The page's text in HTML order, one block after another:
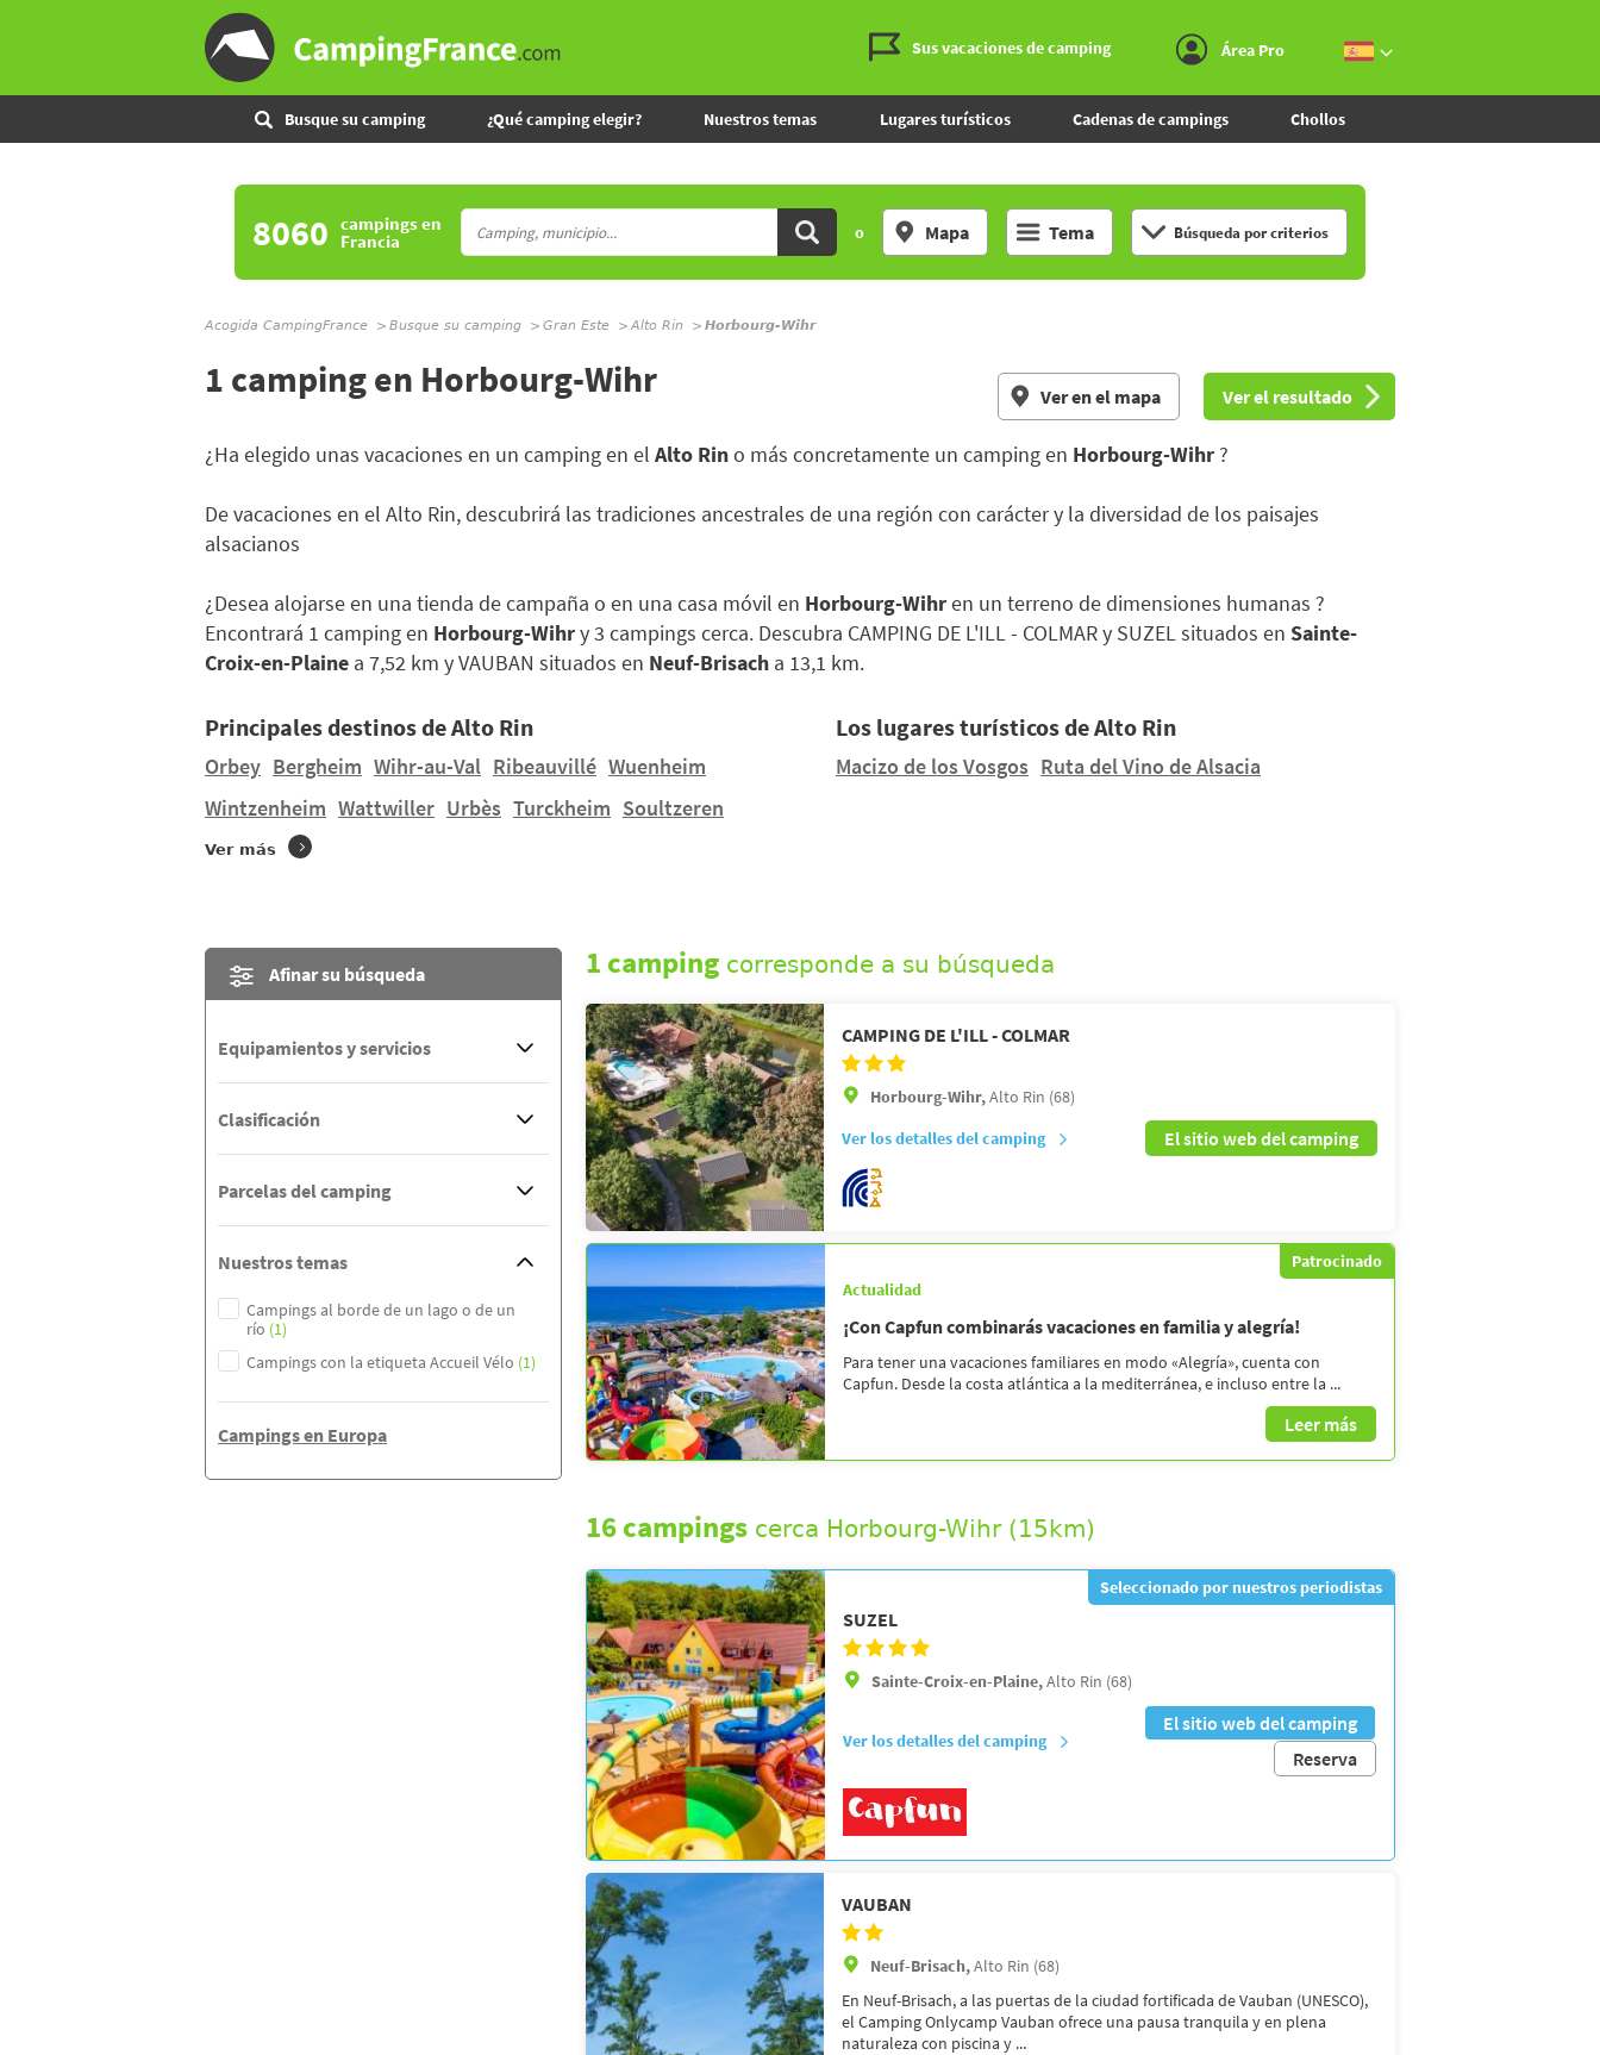
Sus vacaciones de camping Área Pro
Busque su camping ¿Qué camping elegir? Nuestros temas Lugares turísticos Cadenas de campings Chollos
8060 campingsen
Francia o Mapa Tema Búsqueda por criterios
Acogida CampingFrance Busque su camping Gran Este Alto Rin Horbourg-Wihr
1 camping en Horbourg-Wihr Ver en el mapa Ver el resultado
¿Ha elegido unas vacaciones en un camping en el Alto Rino más concretamente un camping en Horbourg-Wihr ?
De vacaciones en el Alto Rin, descubrirá las tradiciones ancestrales de una región con carácter y la diversidad de los paisajes
alsacianos
¿Desea alojarse en una tienda de campaña o en una casa móvil en Horbourg-Wihren un terreno de dimensiones humanas ?
Encontrará 1 camping en Horbourg-Wihry 3 campings cerca. Descubra CAMPING DE L'ILL - COLMAR y SUZEL situados en Sainte-
Croix-en-Plaine a 7,52 km y VAUBAN situados en Neuf-Brisach a 13,1 km.
Principales destinos de Alto Rin
Orbey Bergheim Wihr-au-Val Ribeauvillé Wuenheim
Wintzenheim Wattwiller Urbès Turckheim Soultzeren
Ver más
Los lugares turísticos de Alto Rin
Macizo de los Vosgos Ruta del Vino de Alsacia
Afinar su búsqueda
Equipamientos y servicios
Clasificación
Parcelas del camping
Nuestros temas
Campings al borde de un lago o de un
río (1)
Campings con la etiqueta Accueil Vélo (1)
Campings en Europa
1 camping corresponde a su búsqueda
CAMPING DE L'ILL - COLMAR
Horbourg-Wihr,Alto Rin (68)
Ver los detalles del camping
El sitio web del camping
Patrocinado
Actualidad
¡Con Capfun combinarás vacaciones en familia y alegría!
Para tener una vacaciones familiares en modo «Alegría», cuenta con
Capfun. Desde la costa atlántica a la mediterránea, e incluso entre la ...
Leer más
16 campings cerca Horbourg-Wihr (15km)
Seleccionado por nuestros periodistas
SUZEL
Sainte-Croix-en-Plaine,Alto Rin (68)
Ver los detalles del camping
El sitio web del camping
Reserva
VAUBAN
Neuf-Brisach,Alto Rin (68)
En Neuf-Brisach, a las puertas de la ciudad fortificada de Vauban (UNESCO),
el Camping Onlycamp Vauban ofrece una pausa tranquila y en plena
naturaleza con piscina y ...